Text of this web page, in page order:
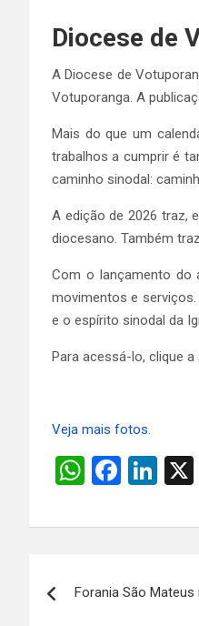
Diocese de
A Diocese de
Votuporanga. A
Mais do que um
trabalhos a cumprir é
caminho sinodal:
A edição de 2026 traz,
diocesano. Também
Com o lançamento do
movimentos e
e o espírito sinodal da
Para acessá-lo, clique
Veja mais fotos.
W
at
A
F
ce
o
Li
ke
n
de
Forania São